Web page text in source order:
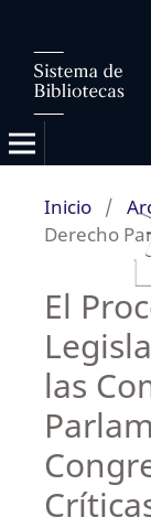
Inicio /
Derecho
El
las